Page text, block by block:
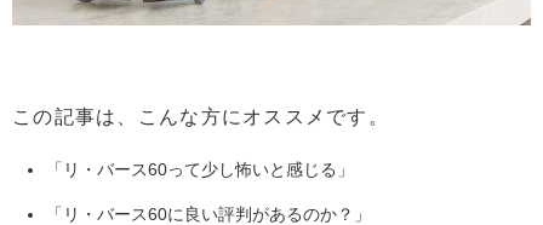
この記事は、こんな方にオススメです。
「リ・バース60って少し怖いと感じる」
「リ・バース60に良い評判があるのか？」